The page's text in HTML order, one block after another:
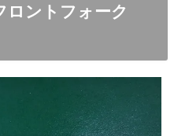
ントフォーク